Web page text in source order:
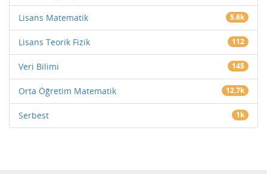
Lisans Matematik 5.6k
Lisans Teorik Fizik 112
Veri Bilimi 145
Orta Öğretim Matematik 12.7k
Serbest 1k